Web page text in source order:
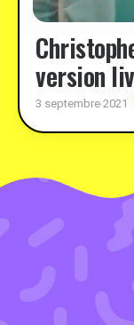
version
3 septembre 2021